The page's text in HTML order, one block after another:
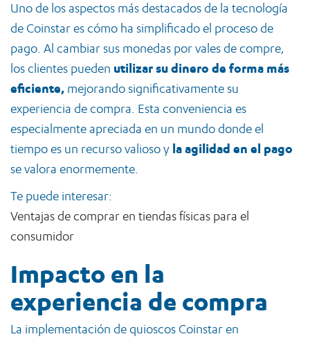
Uno de los aspectos más destacados de la tecnología
de Coinstar es cómo ha simplificado el proceso de
pago. Al cambiar sus monedas por vales de compre,
los clientes pueden utilizar su dinero de forma más
eficiente, mejorando significativamente su
experiencia de compra. Esta conveniencia es
especialmente apreciada en un mundo donde el
tiempo es un recurso valioso y la agilidad en el pago
se valora enormemente.
Te puede interesar:
Ventajas de comprar en tiendas físicas para el
consumidor
Impacto en la
experiencia de compra
La implementación de quioscos Coinstar en